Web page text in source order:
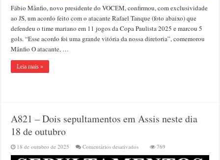
Fábio Mânfio, novo presidente do VOCEM, confirmou, com exclusividade
ao JS, um acordo feito com o atacante Rafael Tanque (foto abaixo) que
defendeu o time mariano em 11 jogos da Copa Paulista 2025 e marcou 5
gols. “Esse acordo foi uma grande vitória da nossa diretoria”, comemorou
Mânfio O atacante, …
Leia mais »
A821 – Dois sepultamentos em Assis neste dia
18 de outubro
18 de outubro de 2025 Comentários desativadosem
A821
769